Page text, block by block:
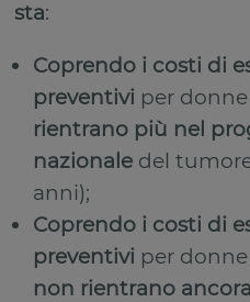
sta:
Coprendo i costi di
preventivi per
rientrano più nel
nazionaledel
anni);
Coprendo i costi di
preventivi per
non rientrano